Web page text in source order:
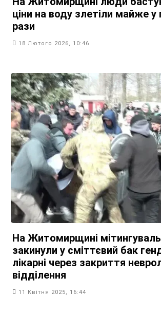
ціни на воду злетіли майже у
рази
18 Лютого 2026, 10:46
На Житомирщині
закинули у сміттєвий бак
лікарні через закриття
відділення
11 Квітня 2025, 16:44